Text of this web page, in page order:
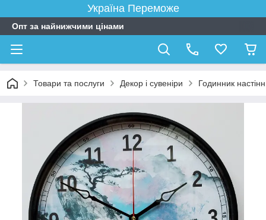
Україна Переможе
Опт за найнижчими цінами
Товари та послуги Декор і сувеніри Годинник